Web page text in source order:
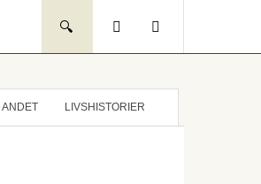
ANDET LIVSHISTORIER